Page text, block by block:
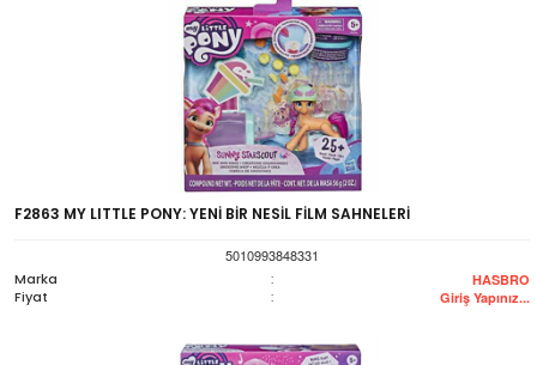
F2863 MY LITTLE PONY: YENİ BİR NESİL FİLM SAHNELERİ
5010993848331
Marka
: HASBRO
Fiyat : Giriş Yapınız...